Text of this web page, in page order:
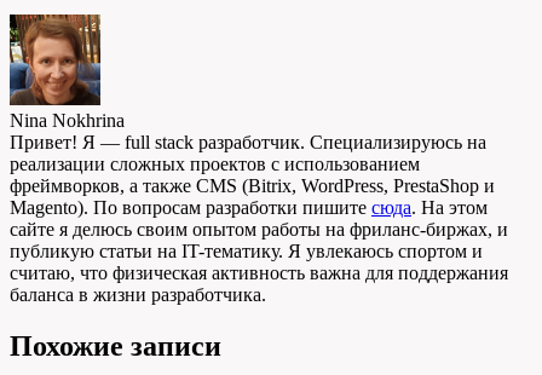
Nina Nokhrina
Привет! Я — full stack разработчик. Специализируюсь на
реализации сложных проектов с использованием
фреймворков, а также CMS (Bitrix, WordPress, PrestaShop и
Magento). По вопросам разработки пишите сюда. На этом
сайте я делюсь своим опытом работы на фриланс-биржах, и
публикую статьи на IT-тематику. Я увлекаюсь спортом и
считаю, что физическая активность важна для поддержания
баланса в жизни разработчика.
Похожие записи